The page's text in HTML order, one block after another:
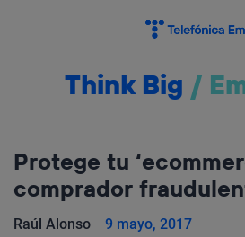
Think Big /
Protege tu
comprador
Raúl Alonso 9 mayo, 2017